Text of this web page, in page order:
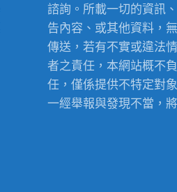
諮詢。所載一切的資訊
告內容、或其他資料，
傳送，若有不實或違法
者之責任，本網站概不
任，僅係提供不特定對
一經舉報與發現不當，